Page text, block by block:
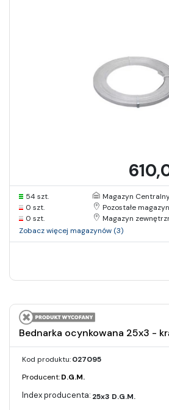
54 szt.
Magazyn
0 szt.
Pozostałe
0 szt.
Magazyn
Zobacz więcej magazynów (3)
Bednarka ocynkowana 25x3 -
Kod produktu:027095
Producent:D.G.M.
25x3 D.G.M.